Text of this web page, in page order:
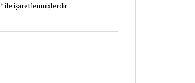
*ile işaretlenmişlerdir